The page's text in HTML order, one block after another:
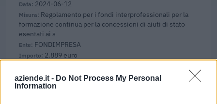
aziende.it - Do Not Process My Personal
Information
2024-06-12
Regolamento per i fondi interprofessionali per la
formazione continua per la concessioni di aiuti di stato
esentati ai s
FONDIMPRESA
2.889 euro
2023-04-03
esenzioni fiscali e crediti d'imposta adottati a